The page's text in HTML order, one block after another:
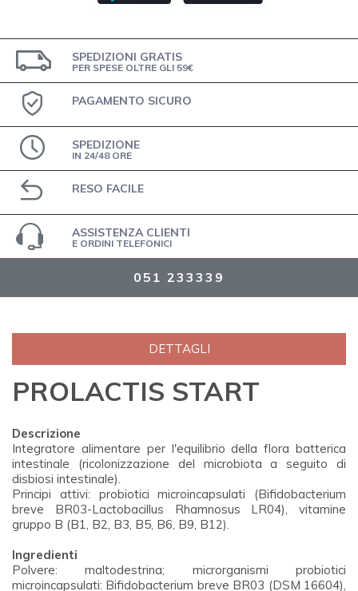
SPEDIZIONI GRATIS
PER SPESE OLTRE GLI 59€
PAGAMENTO SICURO
SPEDIZIONE
IN 24/48 ORE
RESO FACILE
ASSISTENZA CLIENTI
E ORDINI TELEFONICI
051 233339
DETTAGLI
PROLACTIS START
Descrizione
Integratore alimentare per l'equilibrio della flora batterica
intestinale (ricolonizzazione del microbiota a seguito di
disbiosi intestinale).
Principi attivi: probiotici microincapsulati (Bifidobacterium
breve BR03-Lactobacillus Rhamnosus LR04), vitamine
gruppo B (B1, B2, B3, B5, B6, B9, B12).
Ingredienti
Polvere: maltodestrina; microrganismi probiotici
microincapsulati: Bifidobacterium breve BR03 (DSM 16604),